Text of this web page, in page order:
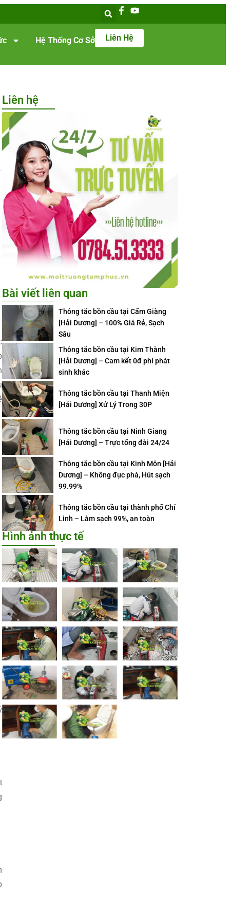
Hệ Thống Cơ Sở Liên Hệ
Liên hệ
Bài viết liên quan
Thông tắc bồn cầu tại Cẩm Giàng
[Hải Dương] – 100% Giá Rẻ, Sạch
Sâu
Thông tắc bồn cầu tại Kim Thành
[Hải Dương] – Cam kết 0đ phí phát
sinh khác
Thông tắc bồn cầu tại Thanh Miện
[Hải Dương] Xử Lý Trong 30P
Thông tắc bồn cầu tại Ninh Giang
[Hải Dương] – Trực tổng đài 24/24
Thông tắc bồn cầu tại Kinh Môn [Hải
Dương] – Không đục phá, Hút sạch
99.99%
Thông tắc bồn cầu tại thành phố Chí
Linh – Làm sạch 99%, an toàn
Hình ảnh thực tế